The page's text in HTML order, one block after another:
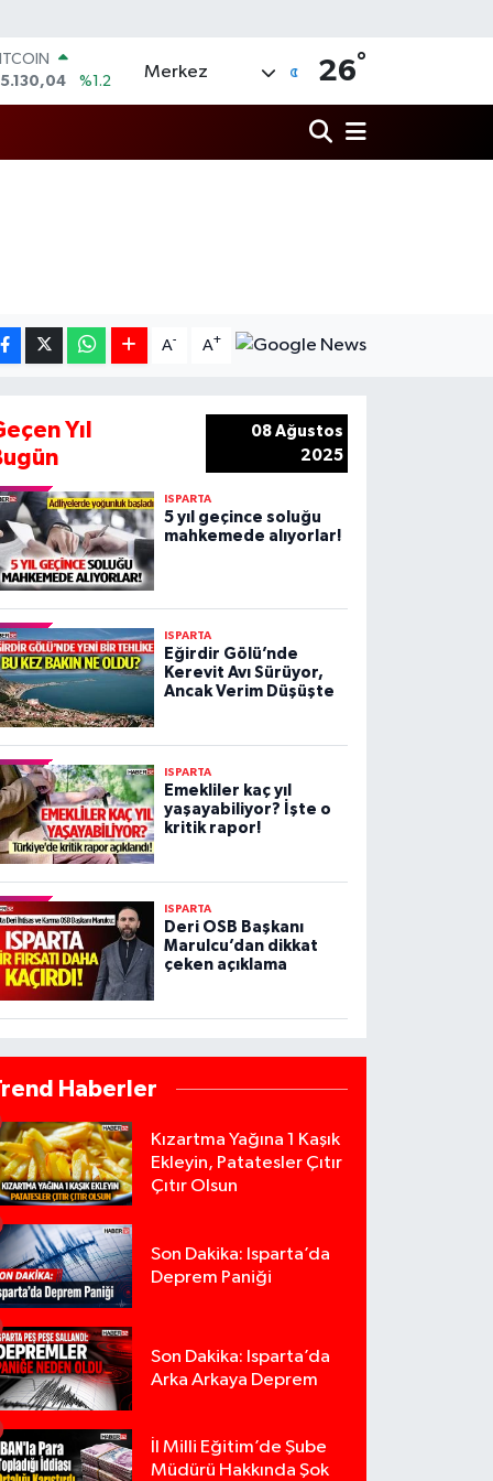
%1.2
Merkez 26°
A- A+
Yıl
08 Ağustos
2025
ISPARTA
5 yıl geçince soluğu
mahkemede alıyorlar!
ISPARTA
Eğirdir Gölü’nde
Kerevit Avı Sürüyor,
Ancak Verim Düşüşte
ISPARTA
Emekliler kaç yıl
yaşayabiliyor? İşte o
kritik rapor!
ISPARTA
Deri OSB Başkanı
Marulcu’dan dikkat
çeken açıklama
Haberler
Kızartma Yağına 1 Kaşık
Ekleyin, Patatesler Çıtır
Çıtır Olsun
Son Dakika: Isparta’da
Deprem Paniği
Son Dakika: Isparta’da
Arka Arkaya Deprem
İl Milli Eğitim’de Şube
Müdürü Hakkında Şok